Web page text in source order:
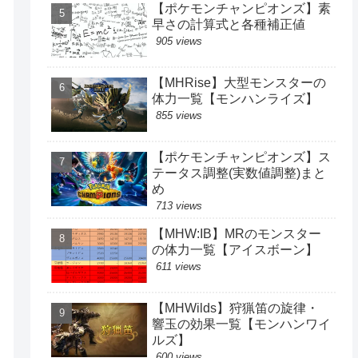
【ポケモンチャンピオンズ】素
早さの計算式と各種補正値
905 views
【MHRise】大型モンスターの
体力一覧【モンハンライズ】
855 views
【ポケモンチャンピオンズ】ス
テータス調整(実数値調整)まと
め
713 views
【MHW:IB】MRのモンスター
の体力一覧【アイスボーン】
611 views
【MHWilds】狩猟笛の旋律・
響玉の効果一覧【モンハンワイ
ルズ】